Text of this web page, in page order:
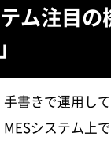
ム注目の
書きで運用し
システム上